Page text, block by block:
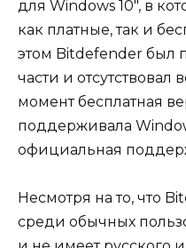
для Windows 10", в
как платные, так и
этом Bitdefender был
части и отсутствовал
момент бесплатная
поддерживала
официальная
Несмотря на то, что
среди обычных